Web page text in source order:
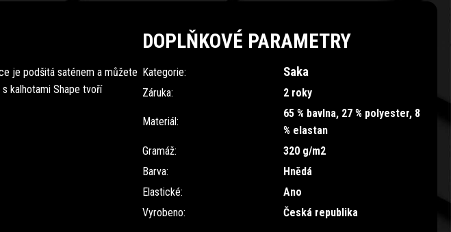
je podšitá saténem a můžete
kalhotami Shape tvoří
DOPLŇKOVÉ PARAMETRY
Kategorie: Saka
Záruka: 2 roky
Materiál:
65 % bavlna, 27 % polyester, 8
% elastan
Gramáž:
320 g/m2
Barva:
Hnědá
Elastické:
Ano
Vyrobeno: Česká republika